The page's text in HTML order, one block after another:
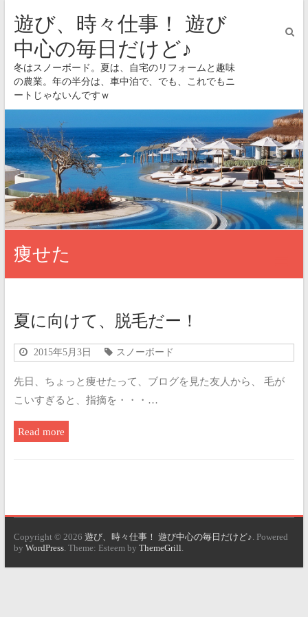
遊び、時々仕事！ 遊び
中心の毎日だけど♪
冬はスノーボード。夏は、自宅のリフォームと趣味
の農業。年の半分は、車中泊で、でも、これでもニ
ートじゃないんですｗ
痩せた
夏に向けて、脱毛だー！
2015年5月3日 スノーボード
先日、ちょっと痩せたって、ブログを見た友人から、 毛が
こいすぎると、指摘を・・・…
Read more
Copyright © 2026 遊び、時々仕事！ 遊び中心の毎日だけど♪ . Powered
by WordPress. Theme: Esteem by ThemeGrill